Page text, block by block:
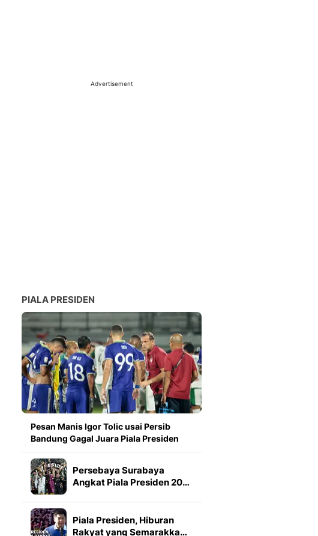
Advertisement
PIALA PRESIDEN
Pesan Manis Igor Tolic usai Persib
Bandung Gagal Juara Piala Presiden
Persebaya Surabaya
Angkat Piala Presiden 20…
Piala Presiden, Hiburan
Rakyat yang Semarakka…